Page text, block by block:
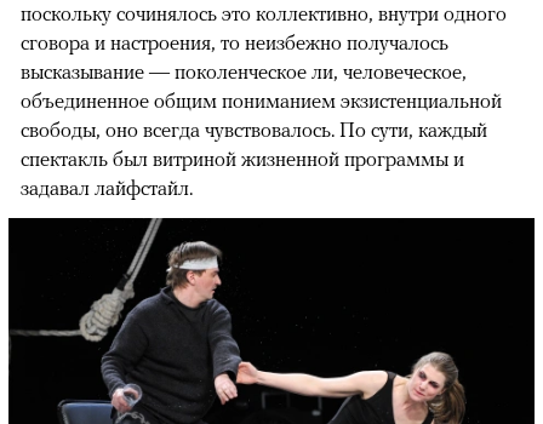
поскольку сочинялось это коллективно, внутри одного
сговора и настроения, то неизбежно получалось
высказывание — поколенческое ли, человеческое,
объединенное общим пониманием экзистенциальной
свободы, оно всегда чувствовалось. По сути, каждый
спектакль был витриной жизненной программы и
задавал лайфстайл.